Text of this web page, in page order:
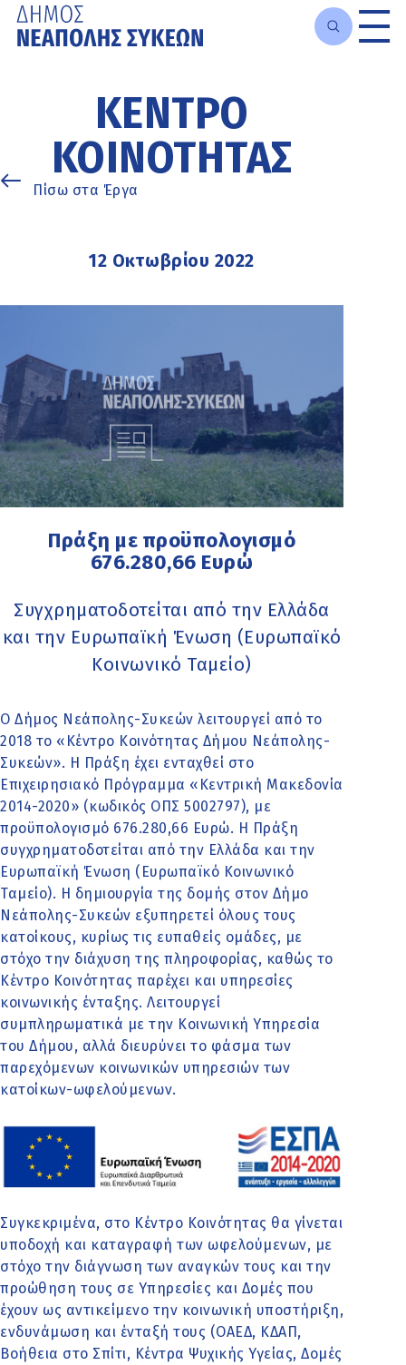
περιεχόμενοΚΈΝΤΡΟ
ΚΟΙΝΌΤΗΤΑΣ
Πίσω στα Έργα
12 Οκτωβρίου 2022
Πράξη με προϋπολογισμό
676.280,66 Ευρώ
Συγχρηματοδοτείται από την Ελλάδα
και την Ευρωπαϊκή Ένωση (Ευρωπαϊκό
Κοινωνικό Ταμείο)
Ο Δήμος Νεάπολης-Συκεών λειτουργεί από το
2018 το «Κέντρο Κοινότητας Δήμου Νεάπολης-
Συκεών». Η Πράξη έχει ενταχθεί στο
Επιχειρησιακό Πρόγραμμα «Κεντρική Μακεδονία
2014-2020» (κωδικός ΟΠΣ 5002797), με
προϋπολογισμό 676.280,66 Ευρώ. Η Πράξη
συγχρηματοδοτείται από την Ελλάδα και την
Ευρωπαϊκή Ένωση (Ευρωπαϊκό Κοινωνικό
Ταμείο). Η δημιουργία της δομής στον Δήμο
Νεάπολης-Συκεών εξυπηρετεί όλους τους
κατοίκους, κυρίως τις ευπαθείς ομάδες, με
στόχο την διάχυση της πληροφορίας, καθώς το
Κέντρο Κοινότητας παρέχει και υπηρεσίες
κοινωνικής ένταξης. Λειτουργεί
συμπληρωματικά με την Κοινωνική Υπηρεσία
του Δήμου, αλλά διευρύνει το φάσμα των
παρεχόμενων κοινωνικών υπηρεσιών των
κατοίκων-ωφελούμενων.
Συγκεκριμένα, στο Κέντρο Κοινότητας θα γίνεται
υποδοχή και καταγραφή των ωφελούμενων, με
στόχο την διάγνωση των αναγκών τους και την
προώθηση τους σε Υπηρεσίες και Δομές που
έχουν ως αντικείμενο την κοινωνική υποστήριξη,
ενδυνάμωση και ένταξή τους (ΟΑΕΔ, ΚΔΑΠ,
Βοήθεια στο Σπίτι, Κέντρα Ψυχικής Υγείας, Δομές